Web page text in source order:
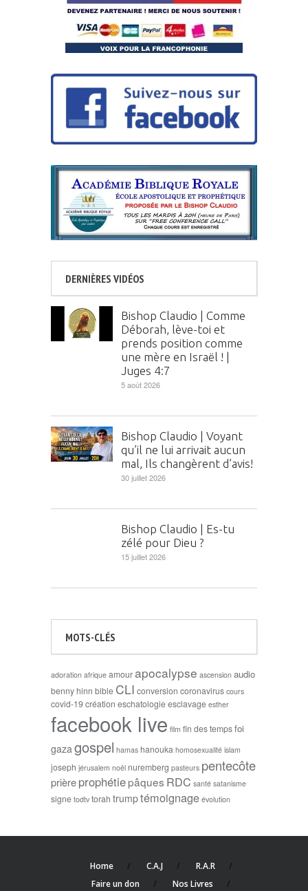
DERNIÈRES VIDÉOS
Bishop Claudio | Comme
Déborah, lève-toi et
prends position comme
une mère en Israël ! |
Juges 4:7
5 août 2026
Bishop Claudio | Voyant
qu’il ne lui arrivait aucun
mal, Ils changèrent d’avis!
30 juillet 2026
Bishop Claudio | Es-tu
zélé pour Dieu ?
15 juillet 2026
MOTS-CLÉS
adoration afrique amourapocalypse ascension audio
benny hinn bible CLI conversion coronavirus cours
covid-19création eschatologieesclavage esther
facebook live film fin des tempsfoi
gaza gospel hamas hanouka homosexualité islam
joseph jérusalem noël nuremberg pasteurs pentecôte
prièreprophétiepâques RDC santé satanisme
signe todtv torah trumptémoignage évolution
Home C.A.J
R.A.R
Faire un don
Nos Livres